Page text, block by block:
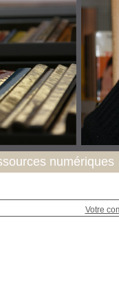
Votre
numériques